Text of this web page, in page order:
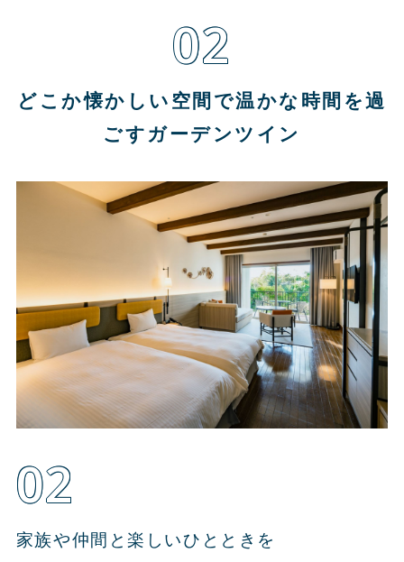
02
どこか懐かしい空間で温かな時間を過
ごすガーデンツイン
02
家族や仲間と楽しいひとときを